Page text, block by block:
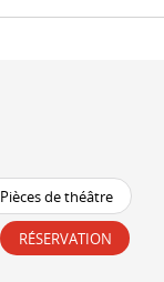
Pièces de théâtre
RÉSERVATION